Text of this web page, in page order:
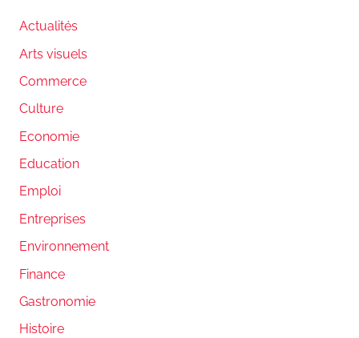
Actualités
Arts visuels
Commerce
Culture
Economie
Education
Emploi
Entreprises
Environnement
Finance
Gastronomie
Histoire